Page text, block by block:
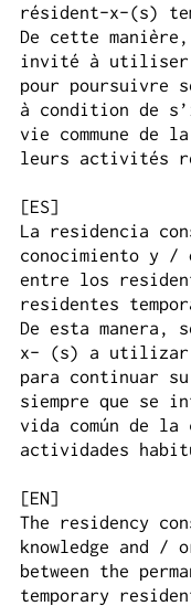
rési­dent-x-(s)
De cette
invité à utiliser
pour pour­suivre
à con­di­tion de
vie commune de
leurs activ­ités
[ES]
La residencia
conocimiento y /
entre los
residentes
De esta
x- (s) a utilizar
para continuar
siempre que se
vida común de
actividades
[EN]
The residency
knowledge and /
between the
temporary